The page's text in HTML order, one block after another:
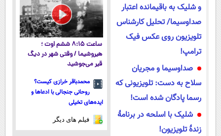
و شلیک به باقیمانده اعتبار
صداوسیما/ تحلیل کارشناس
تلویزیون روی عکس فیک
ترامپ!
صداوسیما و مجریان
سلاح به دست: تلویزیونی که
رسما پادگان شده است!
شلیک با اسلحه در برنامۀ
زندۀ تلویزیون!
ساعت ۸:۱۵ ششم اوت ؛
هیروشیما / وقتی شهر در دیگ
قیر می‌جوشید
محمدباقر خرازی کیست؟
روحانی جنجالی با ادعاها و
ایده‌های تخیلی
فیلم های دیگر